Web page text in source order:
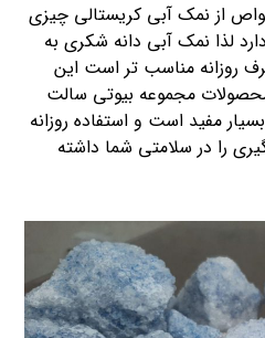
از نمک آبی کریستالی چیزی
لذا نمک آبی دانه شکری به
روزانه مناسب تر است این
مجموعه بیوتی سالت
مفید است و استفاده روزانه
را در سلامتی شما داشته